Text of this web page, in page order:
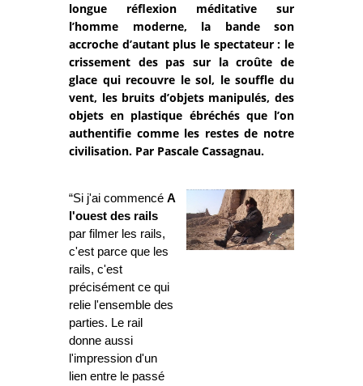
longue réflexion méditative sur
l’homme moderne, la bande son
accroche d’autant plus le spectateur : le
crissement des pas sur la croûte de
glace qui recouvre le sol, le souffle du
vent, les bruits d’objets manipulés, des
objets en plastique ébréchés que l’on
authentifie comme les restes de notre
civilisation. Par Pascale Cassagnau.
“Si j'ai commencé A
l'ouest des rails
par filmer les rails,
c'est parce que les
rails, c'est
précisément ce qui
relie l'ensemble des
parties. Le rail
donne aussi
l'impression d'un
lien entre le passé